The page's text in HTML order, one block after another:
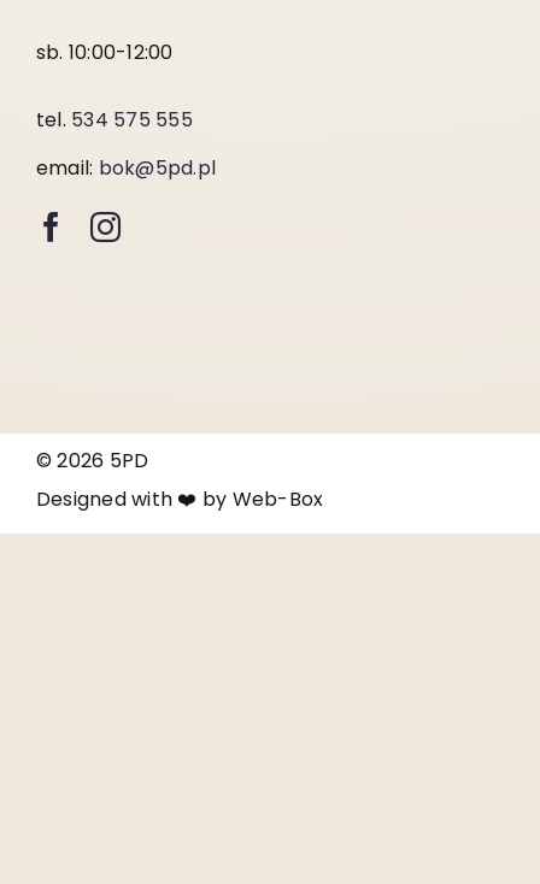
sb. 10:00-12:00
tel. 534 575 555
email: bok@5pd.pl
© 2026 5PD
Designed with ❤️ by Web-Box